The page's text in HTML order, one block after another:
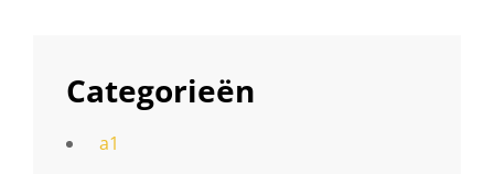
Categorieën
a1